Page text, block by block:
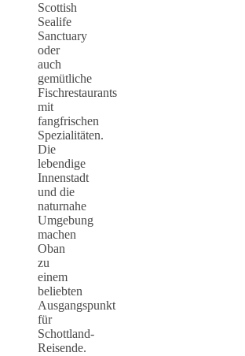
Scottish
Sealife
Sanctuary
oder
auch
gemütliche
Fischrestaurants
mit
fangfrischen
Spezialitäten.
Die
lebendige
Innenstadt
und die
naturnahe
Umgebung
machen
Oban
zu
einem
beliebten
Ausgangspunkt
für
Schottland-
Reisende.